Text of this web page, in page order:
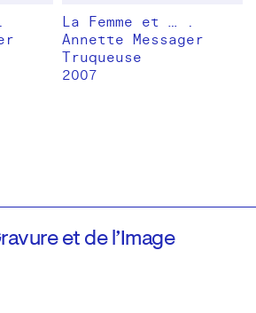
La Femme et … .
Annette Messager
Truqueuse
2007
et de l’Image